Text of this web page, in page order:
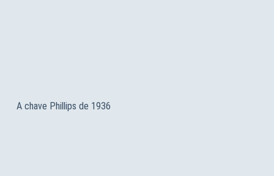
A chave Phillips de 1936